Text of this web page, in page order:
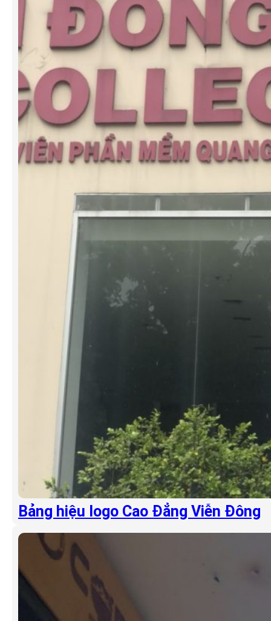
Bảng hiệu logo Cao Đẳng Viễn Đông